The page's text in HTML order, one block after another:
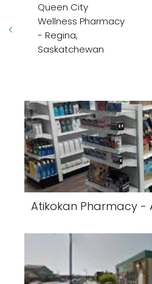
Queen City
Wellness Pharmacy
- Regina,
Saskatchewan
Atikokan Pharmacy -